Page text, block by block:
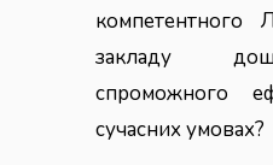
компетентного
закладу
спроможного
сучасних умовах?